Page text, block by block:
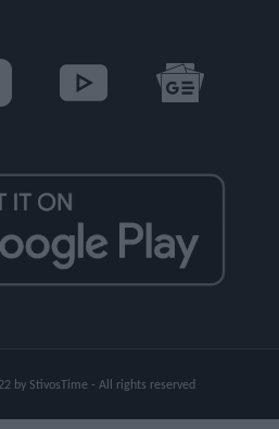
by StivosTime - All rights reserved